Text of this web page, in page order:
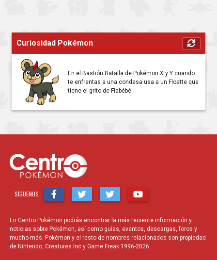
Curiosidad Pokémon
En el Bastión Batalla de Pokémon X y Y cuando
te enfrentas a una condesa usa a un Floette que
tiene el grito de Flabébé.
SÍGUENOS
En Centro Pokémon podrás encontrar la más reciente información y
noticias sobre Pokémon, así como guías, eventos, descargas, foros y
mucho más. Pokémon y el resto de nombres relacionados son propiedad
de Nintendo, Creatures Inc y Game Freak 1996-2026.